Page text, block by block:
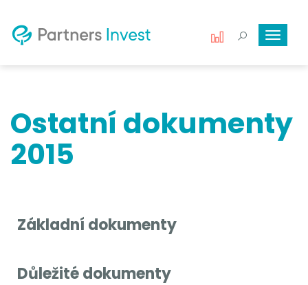
Toggle
Ostatní dokumenty
2015
Základní dokumenty
Důležité dokumenty